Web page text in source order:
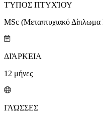
ΤΎΠΟΣ ΠΤΥΧΊΟΥ
MSc (Μεταπτυχιακό Δίπλωμα
ΔΙΆΡΚΕΙΑ
12 μήνες
ΓΛΏΣΣΕΣ